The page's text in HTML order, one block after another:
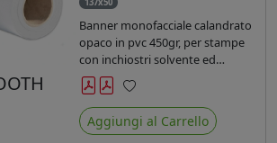
Banner monofacciale calandrato
opaco in pvc 450gr, per stampe
con inchiostri solvente ed
ecosolvente , uv e latex.
Preferiti
Aggiungi al Carrello